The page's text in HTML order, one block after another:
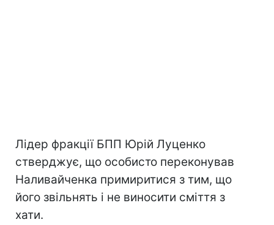
Лідер фракції БПП Юрій Луценко
стверджує, що особисто переконував
Наливайченка примиритися з тим, що
його звільнять і не виносити сміття з
хати.